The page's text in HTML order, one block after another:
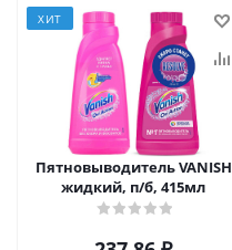
ХИТ
Пятновыводитель VANISH
жидкий, п/б, 415мл